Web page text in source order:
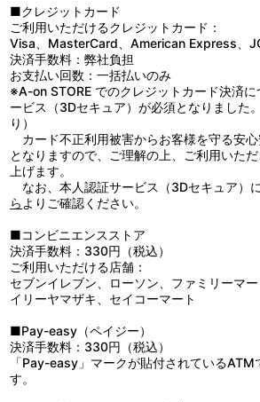
【使用上の注意】
●本来の用途以外で使用しないでください。
●火気および熱源の近くでは使用・保管し
●乱暴に扱いますと破損のおそれがあります
●万が一、破損した場合は破片でケガなどを
ださい。
●高温多湿、直射日光を避け、お子様の手の
ください。
●シンナーやベンジンなどの有機溶剤は絶
い。変色や変質、破損の原因となります。
●鋭利なものや、硬いものとの接触・摩擦に
れたり、表面がキズつく恐れがありますの
■クレジットカード
ご利用いただけるクレジットカード：
Visa、MasterCard、American Express、
決済手数料：弊社負担
お支払い回数：一括払いのみ
※A-on STORE でのクレジットカード決済
ービス（3Dセキュア）が必須となりました
り）
カード不正利用被害からお客様を守る安
となりますので、ご理解の上、ご利用いた
上げます。
なお、本人認証サービス（3Dセキュア）
ら よりご確認ください。
■コンビニエンスストア
決済手数料：330円（税込）
ご利用いただける店舗：
セブンイレブン、ローソン、ファミリーマ
イリーヤマザキ、セイコーマート
■Pay-easy（ペイジー）
決済手数料：330円（税込）
「Pay-easy」マークが貼付されているATM
す。